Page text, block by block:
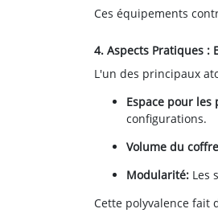
Ces équipements
4. Aspects Pratiques :
L'un des principaux
Espace pour les
configurations.
Volume du
Modularité: Les
Cette polyvalence fait